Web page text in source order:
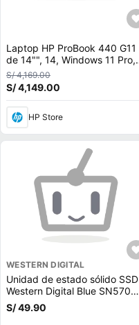
Laptop HP ProBook 440 G11
de 14"", 14, Windows 11 Pro,
Intel Core Ultra 5, 16 GB RAM,
512 GB SSD, A24Z2LT
S/ 4,169.00
S/ 4,149.00
HP Store
WESTERN DIGITAL
Unidad de estado sólido SSD
Western Digital Blue SN570
500GB, M.2, NVMe, PCIe 3.0
S/ 49.90